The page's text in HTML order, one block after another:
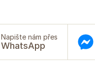
Napište nám přes
WhatsApp